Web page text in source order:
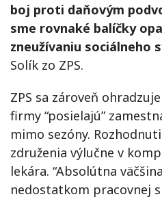
boj proti daňovým
sme rovnaké balíčky
zneužívaniu sociálneho
Solík zo ZPS.
ZPS sa zároveň
firmy “posielajú”
mimo sezóny.
združenia výlučne v
lekára. “Absolútna
nedostatkom pracovnej